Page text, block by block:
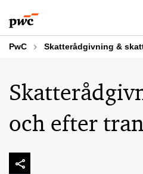
to
content
to
footer
PwC Skatterådgivning &
och efter